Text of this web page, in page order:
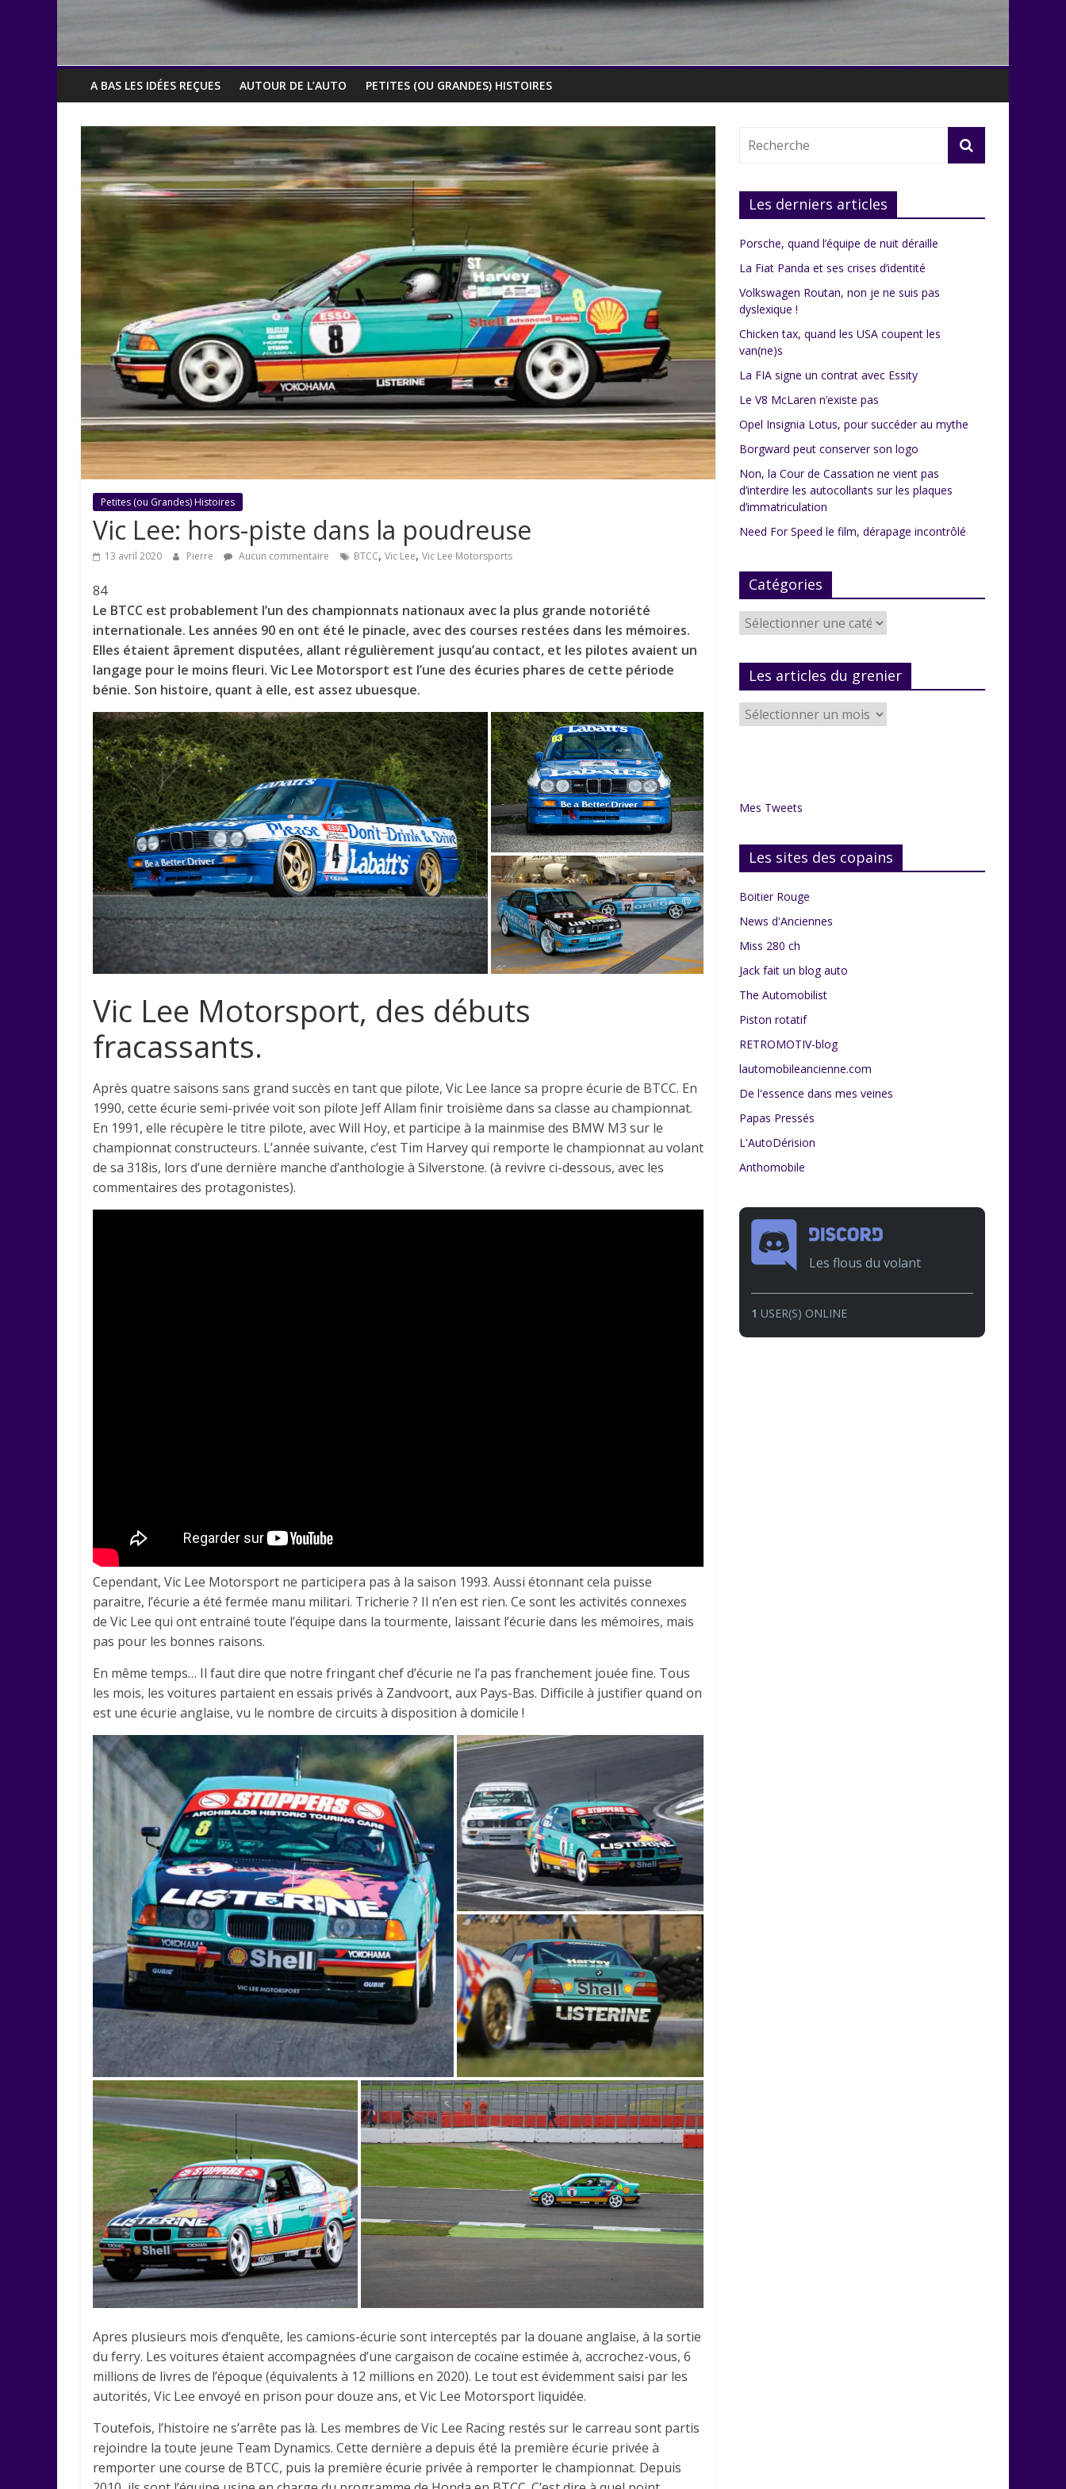
A BAS LES IDÉES REÇUES AUTOUR DE L’AUTO PETITES (OU GRANDES) HISTOIRES
Petites (ou Grandes) Histoires
Vic Lee: hors-piste dans la poudreuse
13 avril 2020 Pierre Aucun commentaire BTCC, Vic Lee, Vic Lee Motorsports
84
Le BTCC est probablement l’un des championnats nationaux avec la plus grande notoriété
internationale. Les années 90 en ont été le pinacle, avec des courses restées dans les mémoires.
Elles étaient âprement disputées, allant régulièrement jusqu’au contact, et les pilotes avaient un
langage pour le moins fleuri. Vic Lee Motorsport est l’une des écuries phares de cette période
bénie. Son histoire, quant à elle, est assez ubuesque.
Vic Lee Motorsport, des débuts
fracassants.
Après quatre saisons sans grand succès en tant que pilote, Vic Lee lance sa propre écurie de BTCC. En
1990, cette écurie semi-privée voit son pilote Jeff Allam finir troisième dans sa classe au championnat.
En 1991, elle récupère le titre pilote, avec Will Hoy, et participe à la mainmise des BMW M3 sur le
championnat constructeurs. L’année suivante, c’est Tim Harvey qui remporte le championnat au volant
de sa 318is, lors d’une dernière manche d’anthologie à Silverstone. (à revivre ci-dessous, avec les
commentaires des protagonistes).
Cependant, Vic Lee Motorsport ne participera pas à la saison 1993. Aussi étonnant cela puisse
paraitre, l’écurie a été fermée manu militari. Tricherie ? Il n’en est rien. Ce sont les activités connexes
de Vic Lee qui ont entrainé toute l’équipe dans la tourmente, laissant l’écurie dans les mémoires, mais
pas pour les bonnes raisons.
En même temps… Il faut dire que notre fringant chef d’écurie ne l’a pas franchement jouée fine. Tous
les mois, les voitures partaient en essais privés à Zandvoort, aux Pays-Bas. Difficile à justifier quand on
est une écurie anglaise, vu le nombre de circuits à disposition à domicile !
Apres plusieurs mois d’enquête, les camions-écurie sont interceptés par la douane anglaise, à la sortie
du ferry. Les voitures étaient accompagnées d’une cargaison de cocaïne estimée à, accrochez-vous, 6
millions de livres de l’époque (équivalents à 12 millions en 2020). Le tout est évidemment saisi par les
autorités, Vic Lee envoyé en prison pour douze ans, et Vic Lee Motorsport liquidée.
Toutefois, l’histoire ne s’arrête pas là. Les membres de Vic Lee Racing restés sur le carreau sont partis
rejoindre la toute jeune Team Dynamics. Cette dernière a depuis été la première écurie privée à
remporter une course de BTCC, puis la première écurie privée à remporter le championnat. Depuis
Les derniers articles
Porsche, quand l’équipe de nuit déraille
La Fiat Panda et ses crises d’identité
Volkswagen Routan, non je ne suis pas
dyslexique !
Chicken tax, quand les USA coupent les
van(ne)s
La FIA signe un contrat avec Essity
Le V8 McLaren n’existe pas
Opel Insignia Lotus, pour succéder au mythe
Borgward peut conserver son logo
Non, la Cour de Cassation ne vient pas
d’interdire les autocollants sur les plaques
d’immatriculation
Need For Speed le film, dérapage incontrôlé
Catégories
Catégories
Les articles du grenier
Les
articles
Mes Tweets
Les sites des copains
Boitier Rouge
News d'Anciennes
Miss 280 ch
Jack fait un blog auto
The Automobilist
Piston rotatif
RETROMOTIV-blog
lautomobileancienne.com
De l'essence dans mes veines
Papas Pressés
L'AutoDérision
Anthomobile
Les flous du volant
1 USER(S) ONLINE